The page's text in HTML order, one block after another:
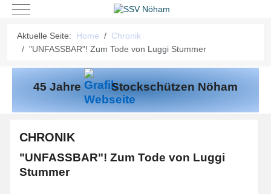
Mobile Menu Toggle
Aktuelle Seite: Home
Chronik
"UNFASSBAR"! Zum Tode von Luggi Stummer
45 Jahre Stockschützen Nöham
CHRONIK
"UNFASSBAR"! Zum Tode von Luggi
Stummer